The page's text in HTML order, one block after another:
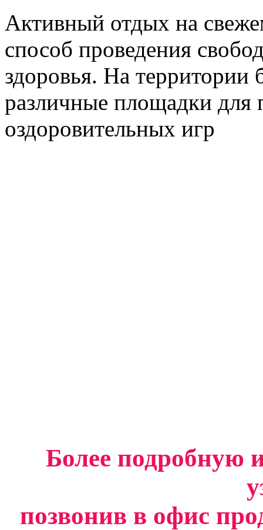
Активный отдых на
способ проведения
здоровья. На территории
различные площадки для
оздоровительных игр
Более подробную
позвонив в офис